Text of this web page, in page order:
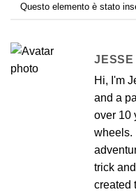
Questo elemento è stato
JESSE
Hi, I'm
and a
over 10
wheels.
trick
created